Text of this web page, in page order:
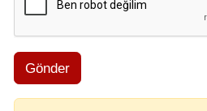
Gönder